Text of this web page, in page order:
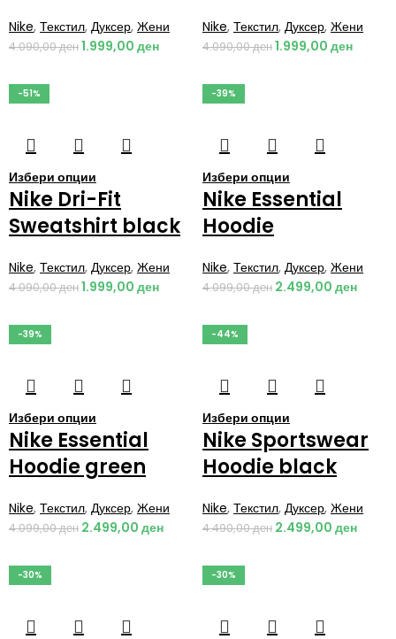
Nike, Текстил, Дуксер, Жени
4.090,00ден1.999,00 ден
Nike, Текстил, Дуксер, Жени
4.090,00ден1.999,00 ден
-51%
Избери опции
Nike Dri-Fit
Sweatshirt black
Nike, Текстил, Дуксер, Жени
4.090,00ден1.999,00 ден
-39%
Избери опции
Nike Essential
Hoodie
Nike, Текстил, Дуксер, Жени
4.099,00ден 2.499,00 ден
-39%
Избери опции
Nike Essential
Hoodie green
Nike, Текстил, Дуксер, Жени
4.099,00ден 2.499,00 ден
-44%
Избери опции
Nike Sportswear
Hoodie black
Nike, Текстил, Дуксер, Жени
4.490,00ден 2.499,00 ден
-30% -30%